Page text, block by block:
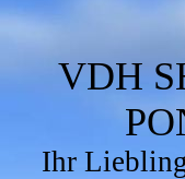
VDH
Ihr